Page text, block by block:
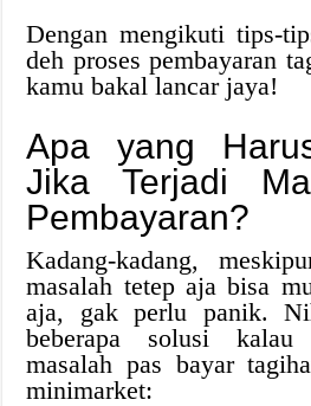
Dengan mengikuti tips-
deh proses pembayaran
kamu bakal lancar jaya!
Apa yang
Jika Terjadi
Pembayaran?
Kadang-kadang,
masalah tetep aja bisa
aja, gak perlu panik.
beberapa solusi
masalah pas bayar
minimarket: